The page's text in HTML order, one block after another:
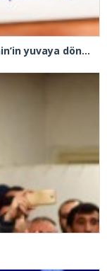
İstanbul Milletvekilleri Temurci ile Şahin’in yuvaya dönmeleri niye engelleniyor?